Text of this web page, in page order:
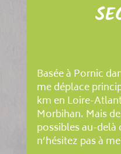
Basée à Pornic
me déplace
km en Loire-
Morbihan. Mais
possibles au-delà
n’hésitez pas à